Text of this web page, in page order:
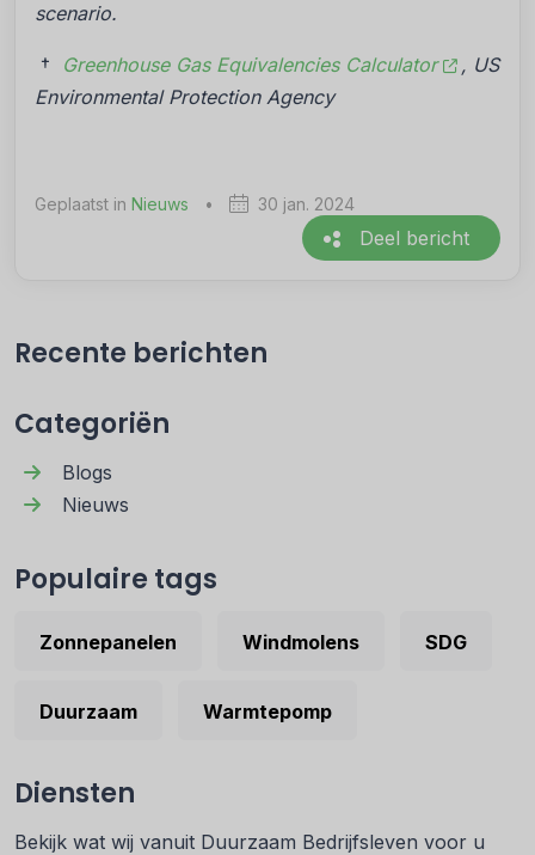
scenario.
† Greenhouse Gas Equivalencies Calculator
, US
Environmental Protection Agency
Geplaatst in Nieuws • 30 jan. 2024
Deel bericht
Recente berichten
Categoriën
Blogs
Nieuws
Populaire tags
Zonnepanelen Windmolens SDG
Duurzaam Warmtepomp
Diensten
Bekijk wat wij vanuit Duurzaam Bedrijfsleven voor u